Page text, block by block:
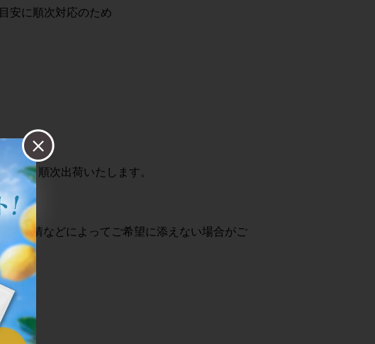
安に順次対応のため
)より順次出荷いたします。
通事情などによってご希望に添えない場合がご